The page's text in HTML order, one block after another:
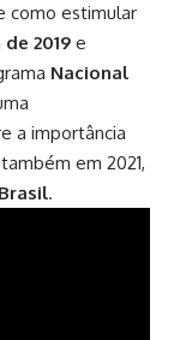
como estimular
2019 e
Nacional
a importância
em 2021,
.